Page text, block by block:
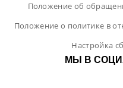
Положение об
Положение о политике в
Настройка
МЫ В